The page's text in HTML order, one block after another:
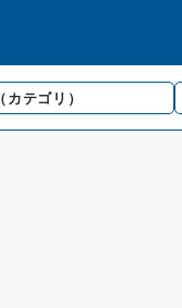
（カテゴリ）